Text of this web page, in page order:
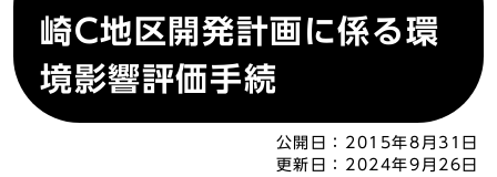
崎C地区開発計画に係る環
境影響評価手続
公開日： 2015年8月31日
更新日： 2024年9月26日